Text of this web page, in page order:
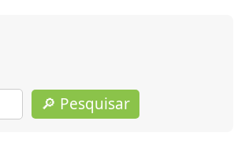
🔎 Pesquisar